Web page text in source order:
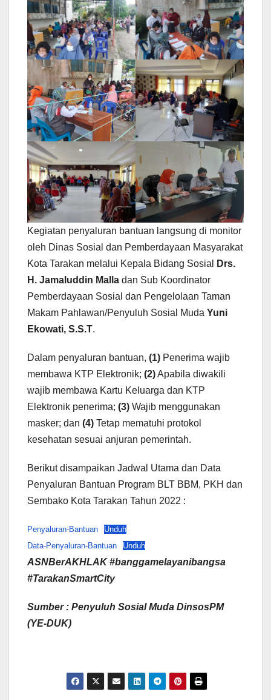
Kegiatan penyaluran bantuan langsung di monitor
oleh Dinas Sosial dan Pemberdayaan Masyarakat
Kota Tarakan melalui Kepala Bidang Sosial
Drs.
H. Jamaluddin Malla dan Sub Koordinator
Pemberdayaan Sosial dan Pengelolaan Taman
Makam Pahlawan/Penyuluh Sosial Muda Yuni
Ekowati, S.S.T.
Dalam penyaluran bantuan, (1) Penerima wajib
membawa KTP Elektronik; (2)Apabila diwakili
wajib membawa Kartu Keluarga dan KTP
Elektronik penerima; (3) Wajib menggunakan
masker; dan (4) Tetap mematuhi protokol
kesehatan sesuai anjuran pemerintah.
Berikut disampaikan Jadwal Utama dan Data
Penyaluran Bantuan Program BLT BBM, PKH dan
Sembako Kota Tarakan Tahun 2022 :
Penyaluran-Bantuan
Unduh
Data-Penyaluran-Bantuan
Unduh
ASNBerAKHLAK #banggamelayanibangsa
#TarakanSmartCity
Sumber : Penyuluh Sosial Muda DinsosPM
(YE-DUK)